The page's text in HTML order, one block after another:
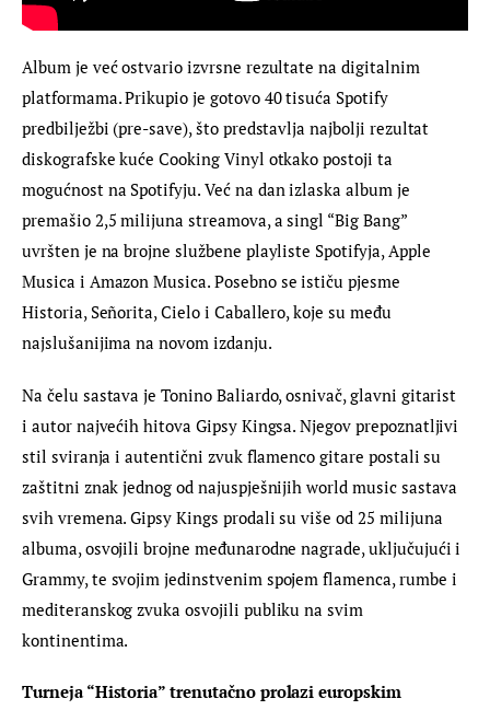
Album je već ostvario izvrsne rezultate na digitalnim
platformama. Prikupio je gotovo 40 tisuća Spotify
predbilježbi (pre-save), što predstavlja najbolji rezultat
diskografske kuće Cooking Vinyl otkako postoji ta
mogućnost na Spotifyju. Već na dan izlaska album je
premašio 2,5 milijuna streamova, a singl “Big Bang”
uvršten je na brojne službene playliste Spotifyja, Apple
Musica i Amazon Musica. Posebno se ističu pjesme
Historia, Señorita, Cielo i Caballero, koje su među
najslušanijima na novom izdanju.
Na čelu sastava je Tonino Baliardo, osnivač, glavni gitarist
i autor najvećih hitova Gipsy Kingsa. Njegov prepoznatljivi
stil sviranja i autentični zvuk flamenco gitare postali su
zaštitni znak jednog od najuspješnijih world music sastava
svih vremena. Gipsy Kings prodali su više od 25 milijuna
albuma, osvojili brojne međunarodne nagrade, uključujući i
Grammy, te svojim jedinstvenim spojem flamenca, rumbe i
mediteranskog zvuka osvojili publiku na svim
kontinentima.
Turneja “Historia” trenutačno prolazi europskim